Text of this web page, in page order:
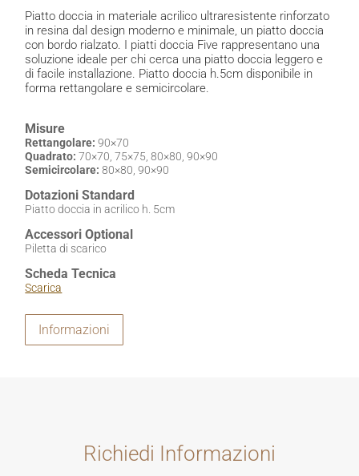
Piatto doccia in materiale acrilico ultraresistente rinforzato
in resina dal design moderno e minimale, un piatto doccia
con bordo rialzato. I piatti doccia Five rappresentano una
soluzione ideale per chi cerca una piatto doccia leggero e
di facile installazione. Piatto doccia h.5cm disponibile in
forma rettangolare e semicircolare.
Misure
Rettangolare: 90×70
Quadrato: 70×70, 75×75, 80×80, 90×90
Semicircolare: 80×80, 90×90
Dotazioni Standard
Piatto doccia in acrilico h. 5cm
Accessori Optional
Piletta di scarico
Scheda Tecnica
Scarica
Informazioni
Richiedi Informazioni